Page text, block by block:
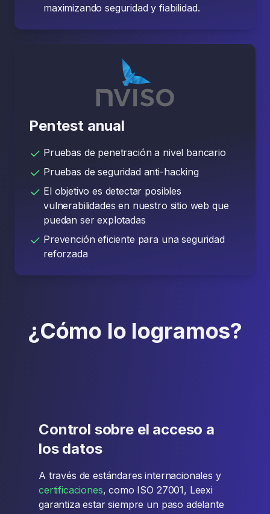
maximizando seguridad y fiabilidad.
Pentest anual
Pruebas de penetración a nivel bancario
Pruebas de seguridad anti-hacking
El objetivo es detectar posibles
vulnerabilidades en nuestro sitio web que
puedan ser explotadas
Prevención eficiente para una seguridad
reforzada
¿Cómo lo logramos?
Control sobre el acceso a
los datos
A través de estándares internacionales y
certificaciones, como ISO 27001, Leexi
garantiza estar siempre un paso adelante